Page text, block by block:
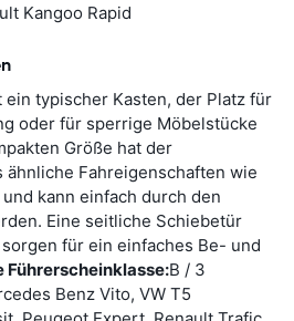
Kangoo Rapid
ein typischer Kasten, der Platz für
oder für sperrige Möbelstücke
Größe hat der
ähnliche Fahreigenschaften wie
kann einfach durch den
Eine seitliche Schiebetür
für ein einfaches Be- und
Führerscheinklasse:B / 3
Benz Vito, VW T5